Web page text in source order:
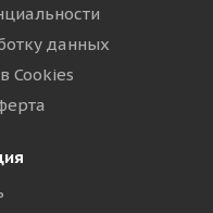
данных
Cookies